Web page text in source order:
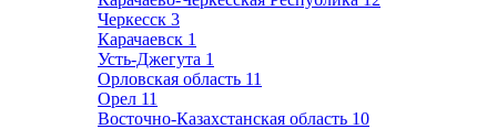
Черкесск 3
Карачаевск 1
Усть-Джегута 1
Орловская область 11
Орел 11
Восточно-Казахстанская область 10